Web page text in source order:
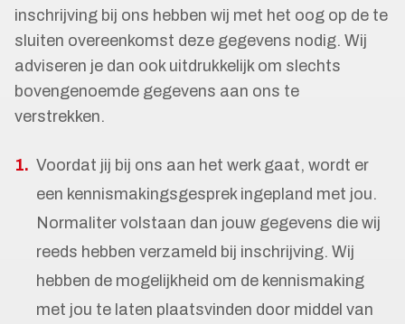
inschrijving bij ons hebben wij met het oog op de te
sluiten overeenkomst deze gegevens nodig. Wij
adviseren je dan ook uitdrukkelijk om slechts
bovengenoemde gegevens aan ons te
verstrekken.
Voordat jij bij ons aan het werk gaat, wordt er
een kennismakingsgesprek ingepland met jou.
Normaliter volstaan dan jouw gegevens die wij
reeds hebben verzameld bij inschrijving. Wij
hebben de mogelijkheid om de kennismaking
met jou te laten plaatsvinden door middel van